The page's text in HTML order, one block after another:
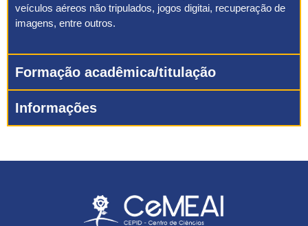
veículos aéreos não tripulados, jogos digitai, recuperação de
imagens, entre outros.
Formação acadêmica/titulação
Informações